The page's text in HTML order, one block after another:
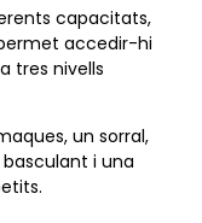
capacitats,
accedir-hi
tres nivells
un sorral,
basculant i una